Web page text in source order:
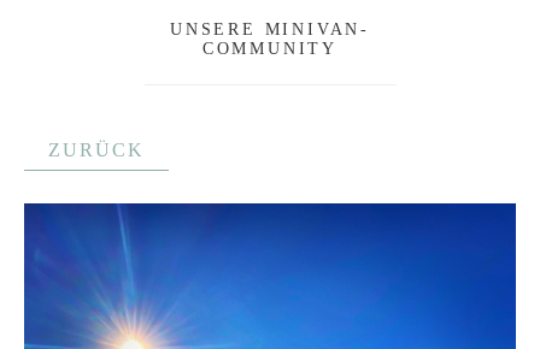
UNSERE MINIVAN-
COMMUNITY
ZURÜCK